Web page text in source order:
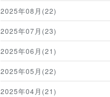
2025年08月(22)
2025年07月(23)
2025年06月(21)
2025年05月(22)
2025年04月(21)